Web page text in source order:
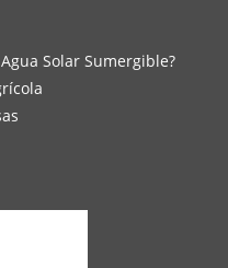
Solar Sumergible?